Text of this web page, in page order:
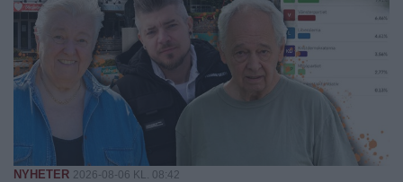
NYHETER 2026-08-06 KL. 08:42